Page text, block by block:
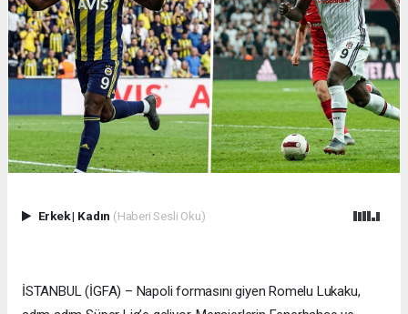
Erkek| Kadın (Haberi Sesli Oku)
İSTANBUL (İGFA) – Napoli formasını giyen Romelu Lukaku,